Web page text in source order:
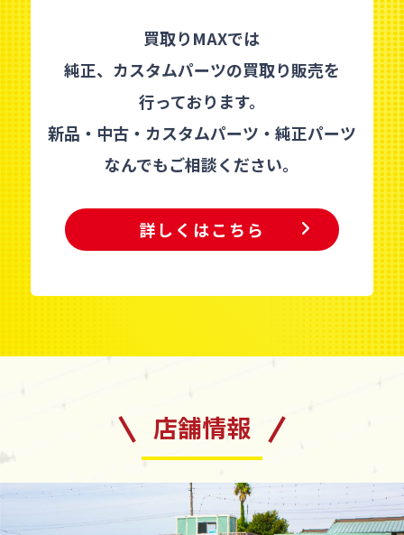
買取りMAXでは
純正、カスタムパーツの買取り販売を
行っております。
新品・中古・カスタムパーツ・純正パーツ
なんでもご相談ください。
詳しくはこちら
店舗情報